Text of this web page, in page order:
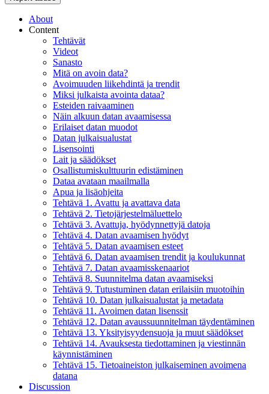
About
Content
Tehtävät
Videot
Sanasto
Mitä on avoin data?
Avoimuuden liikehdintä ja trendit
Miksi julkaista avointa dataa?
Esteiden raivaaminen
Näin alkuun datan avaamisessa
Erilaiset datan muodot
Datan julkaisualustat
Lisensointi
Lait ja säädökset
Osallistumiskulttuurin edistäminen
Dataa avataan maailmalla
Apua ja lisäohjeita
Tehtävä 1. Avattu ja avattava data
Tehtävä 2. Tietojärjestelmäluettelo
Tehtävä 3. Avattuja, hyödynnettyjä datoja
Tehtävä 4. Datan avaamisen hyödyt
Tehtävä 5. Datan avaamisen esteet
Tehtävä 6. Datan avaamisen trendit ja koulukunnat
Tehtävä 7. Datan avaamisskenaariot
Tehtävä 8. Suunnitelma datan avaamiseksi
Tehtävä 9. Tutustuminen datan erilaisiin muotoihin
Tehtävä 10. Datan julkaisualustat ja metadata
Tehtävä 11. Avoimen datan lisenssit
Tehtävä 12. Datan avaussuunnitelman täydentäminen
Tehtävä 13. Yksityisyydensuoja ja muut säädökset
Tehtävä 14. Avauksesta tiedottaminen ja viestinnän
käynnistäminen
Tehtävä 15. Tietoaineiston julkaiseminen avoimena
datana
Discussion